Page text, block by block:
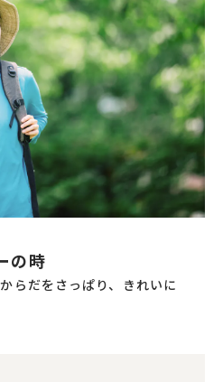
の時
らだをさっぱり、きれいに